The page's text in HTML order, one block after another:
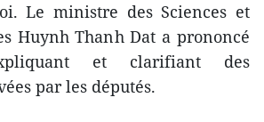
Le ministre des Sciences et
Huynh Thanh Dat a prononcé
et clarifiant des
par les députés.